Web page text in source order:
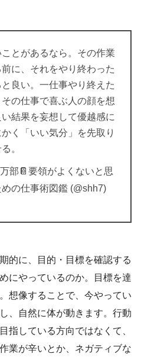
とがあるなら。その作業
に、それをやり終わった
良い。一仕事やり終えた
の仕事で喜ぶ人の顔を想
結果を妄想して優越感に
く「いい気分」を先取り
。
部📔要領がよくないと思
の仕事術図鑑 (@shh7)
的に、目的・目標を確認する
にやっているのか。目標を達
想像することで、今やってい
、自然に体が動きます。行動
指している方向ではなくて、
業が辛いとか、ネガティブな